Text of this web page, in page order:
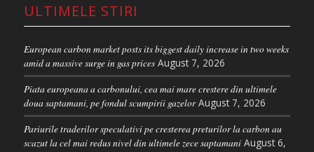
ULTIMELE STIRI
European carbon market posts its biggest daily increase in two weeks
amid a massive surge in gas prices August 7, 2026
Piata europeana a carbonului, cea mai mare crestere din ultimele
doua saptamani, pe fondul scumpirii gazelor August 7, 2026
Pariurile traderilor speculativi pe cresterea preturilor la carbon au
scazut la cel mai redus nivel din ultimele zece saptamani August 6,